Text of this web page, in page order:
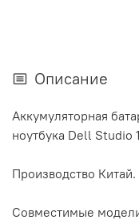
Описание
Аккумуляторная
ноутбука Dell Studio
Производство
Совместимые